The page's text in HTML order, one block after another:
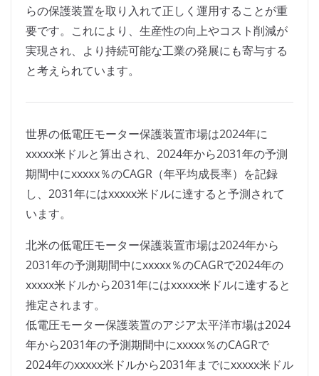
らの保護装置を取り入れて正しく運用することが重
要です。これにより、生産性の向上やコスト削減が
実現され、より持続可能な工業の発展にも寄与する
と考えられています。
世界の低電圧モーター保護装置市場は2024年に
xxxxx米ドルと算出され、2024年から2031年の予測
期間中にxxxxx％のCAGR（年平均成長率）を記録
し、2031年にはxxxxx米ドルに達すると予測されて
います。
北米の低電圧モーター保護装置市場は2024年から
2031年の予測期間中にxxxxx％のCAGRで2024年の
xxxxx米ドルから2031年にはxxxxx米ドルに達すると
推定されます。
低電圧モーター保護装置のアジア太平洋市場は2024
年から2031年の予測期間中にxxxxx％のCAGRで
2024年のxxxxx米ドルから2031年までにxxxxx米ドル